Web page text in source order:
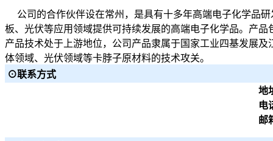
公司的合作伙伴设在常州，是具有十多年高端电子化学品
板、光伏等应用领域提供可持续发展的高端电子化学品。产
产品技术处于上游地位，公司产品隶属于国家工业四基发展
体领域、光伏领域等卡脖子原材料的技术攻关。
⊙联系方式
地
电
邮